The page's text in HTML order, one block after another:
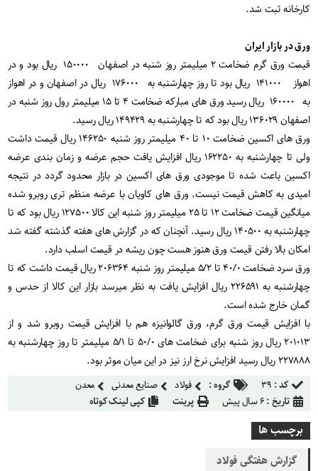
کارخانه ثبت شد.
ورق در بازار ایران
قیمت ورق گرم ضخامت ۲ میلیمتر روز شنبه در اصفهان ۱۵۰۰۰۰ ریال بود و در
اهواز ۱۴۱۰۰۰ ریال بود تا روز چهارشنبه به ۱۷۶۰۰۰ ریال در اصفهان و در اهواز
به ۱۶۰۰۰۰ ریال رسید ورق های مبارکه ضخامت ۴ تا ۱۵ میلیمتر رول روز شنبه در
اصفهان ۱۳۶۰۲۹ ریال بود که تا چهارشنبه به ۱۴۹۴۲۹ ریال رسید
.
ورق های اکسین ضخامت ۱۰ تا ۴۰ میلیمتر روز شنبه ۱۴۶۲۵۰ ریال قیمت داشت
ولی تا چهارشنبه به ۱۶۲۲۵۰ ریال افزایش یافت حجم عرضه و زمان بندی عرضه
اکسین باعث شده تا موجودی ورق های اکسین در بازار محدود گردد در نتیجه
امیدی به کاهش قیمت نیست. ورق های کاویان با عرضه منظم تری روبرو شده
میانگین قیمت ضخامت ۱۲ تا ۲۵ میلیمتر روز شنبه این کالا ۱۲۷۵۰۰ ریال بود که تا
چهارشنبه به ۱۴۰۵۰۰ ریال رسید. آنچنان که در گزارش های هفته گذشته گفته شد
امکان بالا رفتن قیمت ورق هنوز هست چون ریشه در قیمت اسلب دارد.
ورق سرد ضخامت ۴۰/۰ تا ۵/۲ میلیمتر روز شنبه ۲۰۶۳۶۴ ریال قیمت داشت که تا
چهارشنبه به ۲۲۶۵۹۱ ریال افزایش یافت به نظر میرسد بازار این کالا از حدس و
گمان خارج شده است.
با افزایش قیمت ورق گرم، ورق گالوانیزه هم با افزایش قیمت روبرو شد و از
۲۰۱۰۱۳ ریال روز شنبه برای ضخامت های ۵۰/۰ تا ۵/۱ میلیمتر تا روز چهارشنبه به
۲۲۷۸۸۸ ریال رسید افزایش نرخ ارز نیز در این میان موثر بود
.
کد : ۳۹ گروه : فولاد صنایع معدنی
معدن
تاریخ :۶ سال پیش پرینت کپی لینک کوتاه
برچسب ها
گزارش هفتگی فولاد